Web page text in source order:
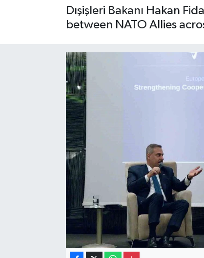
Dışişleri Bakanı Hakan
between NATO Allies
Gayrimenkul